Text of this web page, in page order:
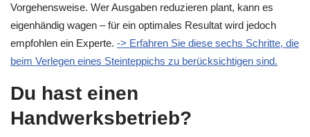
Vorgehensweise. Wer Ausgaben reduzieren plant, kann es
eigenhändig wagen – für ein optimales Resultat wird jedoch
empfohlen ein Experte. -> Erfahren Sie diese sechs Schritte, die
beim Verlegen eines Steinteppichs zu berücksichtigen sind.
Du hast einen
Handwerksbetrieb?